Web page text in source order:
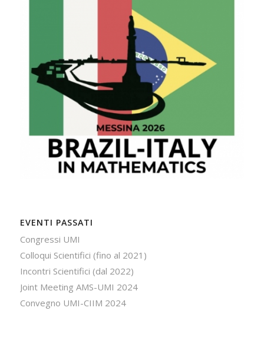
EVENTI PASSATI
Congressi UMI
Colloqui Scientifici (fino al 2021)
Incontri Scientifici (dal 2022)
Joint Meeting AMS-UMI 2024
Convegno UMI-CIIM 2024